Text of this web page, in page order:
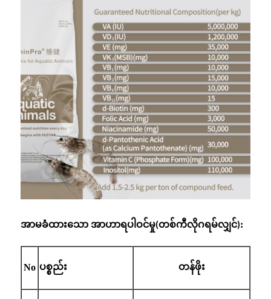
အာမခံထားသော အာဟာရပါဝင်မှု(တစ်ကီလိုဂရမ်လျှင်):
No ပစ္စည်း တန်ဖိုး